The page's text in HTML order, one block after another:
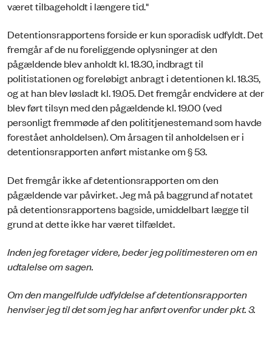
været tilbageholdt i længere tid."
Detentionsrapportens forside er kun sporadisk udfyldt. Det
fremgår af de nu foreliggende oplysninger at den
pågældende blev anholdt kl. 18.30, indbragt til
politistationen og foreløbigt anbragt i detentionen kl. 18.35,
og at han blev løsladt kl. 19.05. Det fremgår endvidere at der
blev ført tilsyn med den pågældende kl. 19.00 (ved
personligt fremmøde af den polititjenestemand som havde
forestået anholdelsen). Om årsagen til anholdelsen er i
detentionsrapporten anført mistanke om § 53.
Det fremgår ikke af detentionsrapporten om den
pågældende var påvirket. Jeg må på baggrund af notatet
på detentionsrapportens bagside, umiddelbart lægge til
grund at dette ikke har været tilfældet.
Inden jeg foretager videre, beder jeg politimesteren om en
udtalelse om sagen.
Om den mangelfulde udfyldelse af detentionsrapporten
henviser jeg til det som jeg har anført ovenfor under pkt. 3.